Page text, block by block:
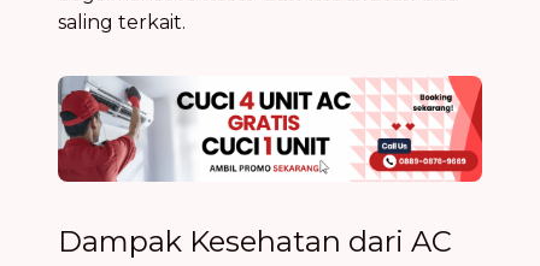
saling terkait.
Dampak Kesehatan dari AC